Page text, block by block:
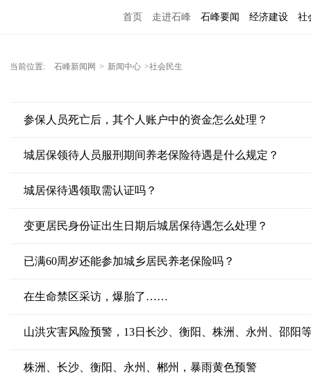
首页 走进石峰 石峰要闻 经济建设 社
当前位置: 石峰新闻网 > 新闻中心 >社会民生
参保人员死亡后，其个人账户中的资金怎么处理？
城居保领待人员服刑期间养老保险待遇是什么规定？
城居保待遇领取需认证吗？
变更居民身份证出生日期后城居保待遇怎么处理？
已满60周岁还能参加城乡居民养老保险吗？
在生命禁区采访，爆胎了……
山洪灾害风险预警，13日长沙、衡阳、株洲、永州、邵阳
株洲、长沙、衡阳、永州、郴州，暴雨黄色预警